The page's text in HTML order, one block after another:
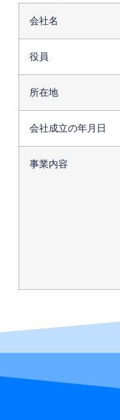
会社名
役員
所在地
会社成立の年月日
事業内容